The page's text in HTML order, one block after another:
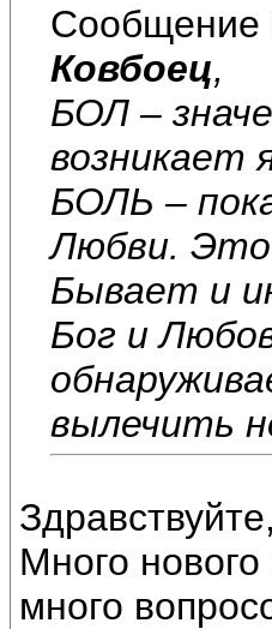
Сообщение
Ковбоец,
БОЛ –
возникает
БОЛЬ –
Любви. Это
Бывает и
Бог и
вылечить
Много
много